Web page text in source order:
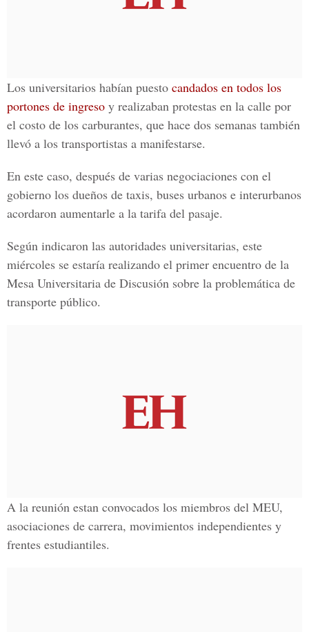
Los universitarios habían puesto candados en todos los
portones de ingreso y realizaban protestas en la calle por
el costo de los carburantes, que hace dos semanas también
llevó a los transportistas a manifestarse.
En este caso, después de varias negociaciones con el
gobierno los dueños de taxis, buses urbanos e interurbanos
acordaron aumentarle a la tarifa del pasaje.
Según indicaron las autoridades universitarias, este
miércoles se estaría realizando el primer encuentro de la
Mesa Universitaria de Discusión sobre la problemática de
transporte público.
A la reunión estan convocados los miembros del MEU,
asociaciones de carrera, movimientos independientes y
frentes estudiantiles.